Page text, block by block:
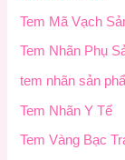
Tem Mã Vạch
Tem Nhãn Phụ
tem nhãn sản
Tem Nhãn Y Tế
Tem Vàng Bạc